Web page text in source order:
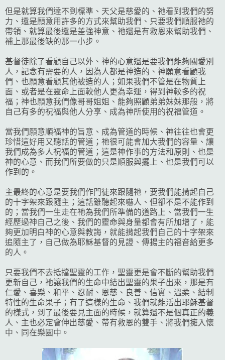
但是就算我們達不到標準、天父是慈愛的、祂看到我們的努
力、還是願意用許多的方式來幫助我們、只要我們順服祂的
帶領、就算最後還是差強神意、祂還是有救恩來幫助我們、
補上那最後缺的那一小步。
基督徒除了看顧自己以外、神的心意還是要我們能夠關愛別
人，記念有需要的人，因為人都是神造的、神願意看顧我
們、也願意看顧其他被造的人；如果我們不管是在物質上
面、或者是在靈命上面較他人更為幸運，得到神較多的祝
福；神也願意我們像哥哥姐姐、能夠照顧弟弟妹妹那般，將
自己有多的祝福與他人分享、成為神所使用的祝福管道。
當我們願意順福神的旨意、成為管道的時候、神往往也會更
珍惜這好用又聽話的管道；祂很可能會加大我們的容量、讓
我們成為多人祝福的管道；這是神作事的方法和原則、也是
神的心意、而我們所要做的只是順服與擺上、也是我們可以
作到的。
主最終的心意是要我們作門徒來跟隨祂，要我們能揹起自己
的十字架來跟隨主；這話雖聽起來嚇人、但卻不是不能作到
的；當我們一生走在祂為我們所準備的道路上、當我們一生
經歷過神自己之後、我們的靈命與身量都會有所加增了，能
夠更加明白神的心意與教誨，就能揹起我們自己的十字架來
追隨主了，自己做為耶穌基督的見證、傳揚主的福音給更多
的人。
只要我們不去抵擋聖靈的工作，聖靈更是會不斷的幫助我們
更新自己，祂讓我們的生命中結出聖靈的果子出來，那是有
仁愛、喜樂、和平、忍耐、恩慈、良善、信實、溫柔、結制
特性的生命果子；有了這樣的生命、我們就能活出耶穌基督
的樣式，到了最後要見主面的時候，就算還不是個真正的義
人、主也必定會伸出慈愛、帶有救恩的雙手、將我們擁入懷
中、同在樂園中。